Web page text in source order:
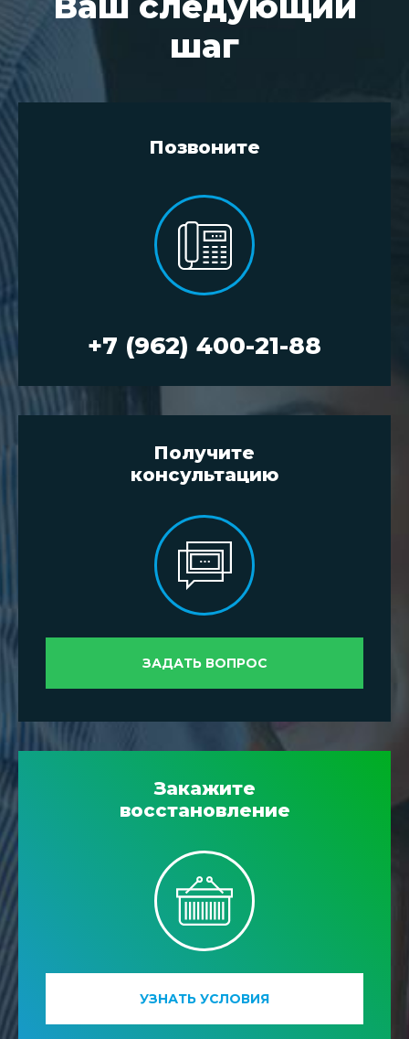
шаг
Позвоните
+7 (962) 400-21-88
Получите
консультацию
ЗАДАТЬ ВОПРОС
Закажите
восстановление
УЗНАТЬ УСЛОВИЯ